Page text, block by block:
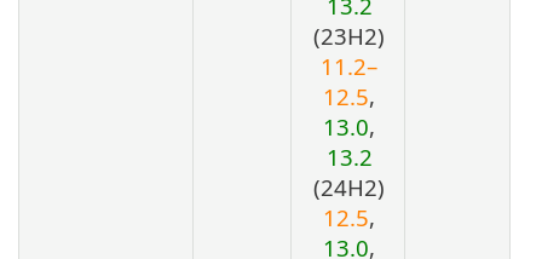
(23H2)
11.2–
12.5,
13.0,
13.2
(24H2)
12.5,
13.0,